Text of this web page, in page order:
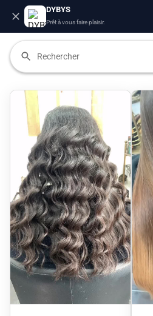
DYBYS
Prêt à vous faire plaisir.